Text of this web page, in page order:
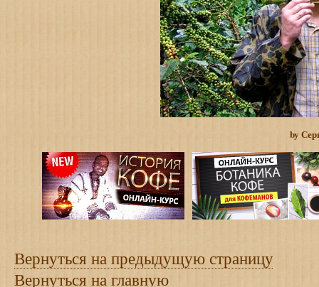
by
Вернуться на предыдущую страницу
Вернуться на главную